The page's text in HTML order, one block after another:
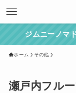
ジムニーノマ
ホーム その他
瀬戸内フル